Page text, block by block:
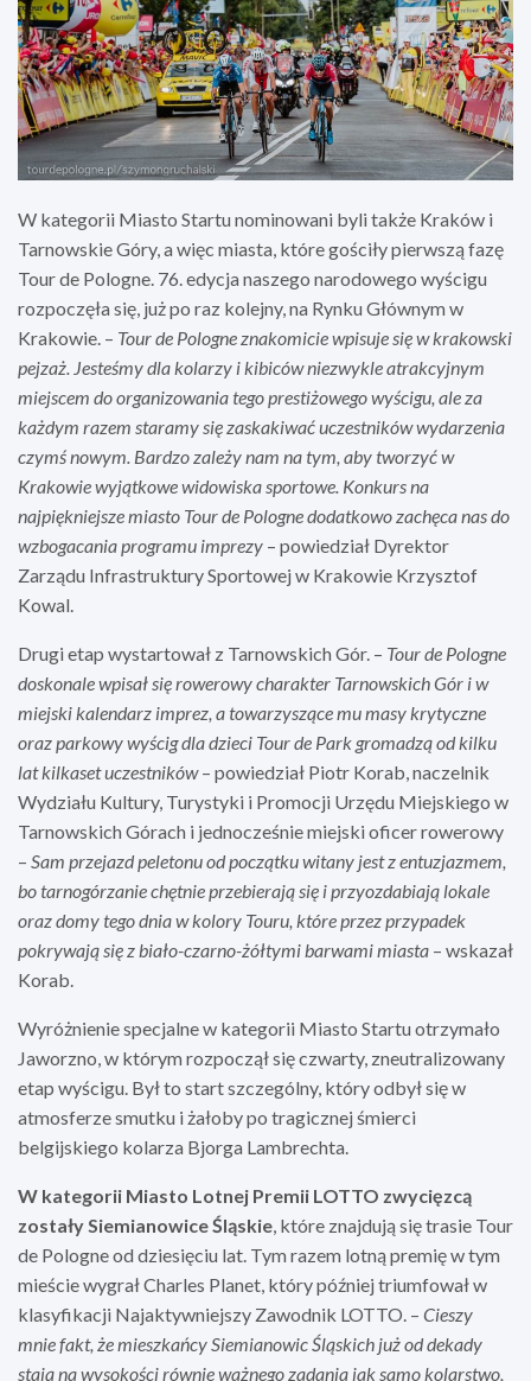
W kategorii Miasto Startu nominowani byli także Kraków i
Tarnowskie Góry, a więc miasta, które gościły pierwszą fazę
Tour de Pologne. 76. edycja naszego narodowego wyścigu
rozpoczęła się, już po raz kolejny, na Rynku Głównym w
Krakowie. – Tour de Pologne znakomicie wpisuje się w krakowski
pejzaż. Jesteśmy dla kolarzy i kibiców niezwykle atrakcyjnym
miejscem do organizowania tego prestiżowego wyścigu, ale za
każdym razem staramy się zaskakiwać uczestników wydarzenia
czymś nowym. Bardzo zależy nam na tym, aby tworzyć w
Krakowie wyjątkowe widowiska sportowe. Konkurs na
najpiękniejsze miasto Tour de Pologne dodatkowo zachęca nas do
wzbogacania programu imprezy – powiedział Dyrektor
Zarządu Infrastruktury Sportowej w Krakowie Krzysztof
Kowal.
Drugi etap wystartował z Tarnowskich Gór. – Tour de Pologne
doskonale wpisał się rowerowy charakter Tarnowskich Gór i w
miejski kalendarz imprez, a towarzyszące mu masy krytyczne
oraz parkowy wyścig dla dzieci Tour de Park gromadzą od kilku
lat kilkaset uczestników– powiedział Piotr Korab, naczelnik
Wydziału Kultury, Turystyki i Promocji Urzędu Miejskiego w
Tarnowskich Górach i jednocześnie miejski oficer rowerowy
– Sam przejazd peletonu od początku witany jest z entuzjazmem,
bo tarnogórzanie chętnie przebierają się i przyozdabiają lokale
oraz domy tego dnia w kolory Touru, które przez przypadek
pokrywają się z biało-czarno-żółtymi barwami miasta – wskazał
Korab.
Wyróżnienie specjalne w kategorii Miasto Startu otrzymało
Jaworzno, w którym rozpoczął się czwarty, zneutralizowany
etap wyścigu. Był to start szczególny, który odbył się w
atmosferze smutku i żałoby po tragicznej śmierci
belgijskiego kolarza Bjorga Lambrechta.
W kategorii Miasto Lotnej Premii LOTTO zwycięzcą
zostały Siemianowice Śląskie , które znajdują się trasie Tour
de Pologne od dziesięciu lat. Tym razem lotną premię w tym
mieście wygrał Charles Planet, który później triumfował w
klasyfikacji Najaktywniejszy Zawodnik LOTTO. – Cieszy
mnie fakt, że mieszkańcy Siemianowic Śląskich już od dekady
stają na wysokości równie ważnego zadania jak samo kolarstwo,